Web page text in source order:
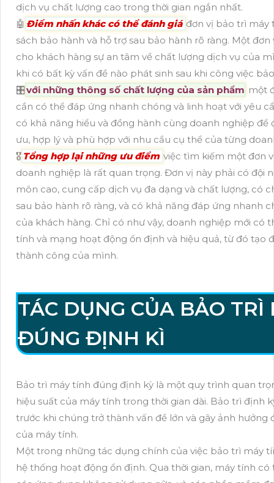
dịch vụ chất lượng cao trong thời gian ngắn nhất.
🤖️ Điểm nhấn khác có thể đánh giá đơn vị bảo trì máy
sách bảo hành và hỗ trợ sau bảo hành rõ ràng. Một
cho khách hàng sự an tâm về chất lượng dịch vụ của
khi có bất kỳ vấn đề nào phát sinh sau khi công việc
🎛với những thông số chất lượng của sản phẩm một
cần có thể đáp ứng nhanh chóng và linh hoạt với yêu
có khả năng hiểu và đồng hành cùng doanh nghiệp để
ưu, hợp lý và phù hợp với nhu cầu cụ thể của từng
🎖️ Tổng hợp lại những ưu điểm việc tìm kiếm một đơn
doanh nghiệp là rất quan trọng. Đơn vị này phải có đội
môn cao, cung cấp dịch vụ đa dạng và chất lượng, có
sau bảo hành rõ ràng, và có khả năng đáp ứng nhanh
của khách hàng. Chỉ có như vậy, doanh nghiệp mới có
tính và mạng hoạt động ổn định và hiệu quả, từ đó tạo
thành công của mình.
TÁC DỤNG CỦA BẢO TRÌ
ĐÚNG ĐỊNH KÌ
Bảo trì máy tính đúng định kỳ là một quy trình quan
hiệu suất của máy tính trong thời gian dài. Bảo trì định
trước khi chúng trở thành vấn đề lớn và gây ảnh hưởng
của máy tính.
Một trong những tác dụng chính của việc bảo trì máy
hệ thống hoạt động ổn định. Qua thời gian, máy tính